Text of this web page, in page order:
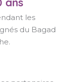
les
du Bagad